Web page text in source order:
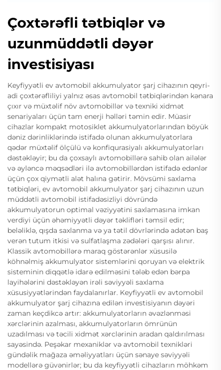
Çoxtərəfli tətbiqlər və
uzunmüddətli dəyər
investisiyası
Keyfiyyətli ev avtomobil akkumulyator şarj cihazının qeyri-
adi çoxtərəfliliyi yalnız əsas avtomobil tətbiqlərindən kənara
çıxır və müxtəlif növ avtomobillər və texniki xidmət
senariyaları üçün tam enerji həlləri təmin edir. Müasir
cihazlar kompakt motosiklet akkumulyatorlarından böyük
dəniz dərinliklərində istifadə olunan akkumulyatorlara
qədər müxtəlif ölçülü və konfiqurasiyalı akkumulyatorları
dəstəkləyir; bu da çoxsaylı avtomobillərə sahib olan ailələr
və əyləncə məqsədləri ilə avtomobillərdən istifadə edənlər
üçün çox qiymətli alət halına gətirir. Mövsümi saxlama
tətbiqləri, ev avtomobil akkumulyator şarj cihazının uzun
müddətli avtomobil istifadəsizliyi dövründə
akkumulyatorun optimal vəziyyətini saxlamasına imkan
verdiyi üçün əhəmiyyətli dəyər təklifləri təmsil edir;
beləliklə, qışda saxlanma və ya tətil dövrlərində adətən baş
verən tutum itkisi və sulfatlaşma zədələri qarşısı alınır.
Klassik avtomobillərə maraq göstərənlər xüsusilə
köhnəlmiş akkumulyator sistemlərini qoruyan və elektrik
sisteminin diqqətlə idarə edilməsini tələb edən bərpa
layihələrini dəstəkləyən irəli səviyyəli saxlama
xüsusiyyətlərindən faydalanırlar. Keyfiyyətli ev avtomobil
akkumulyator şarj cihazına edilən investisiyanın dəyəri
zaman keçdikcə artır: akkumulyatorların əvəzlənməsi
xərclərinin azalması, akkumulyatorların ömrünün
uzadılması və təcili xidmət xərclərinin aradan qaldırılması
sayəsində. Peşəkar mexaniklər və avtomobil texnikləri
gündəlik mağaza əməliyyatları üçün sənaye səviyyəli
modellərə güvənirlər; bu da keyfiyyətli cihazların möhkəm